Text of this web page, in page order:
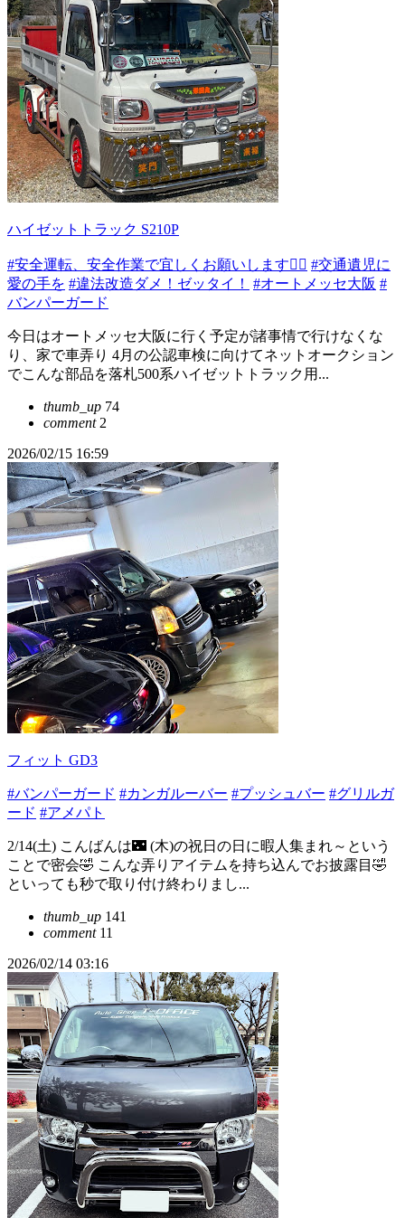
ハイゼットトラック S210P
#安全運転、安全作業で宜しくお願いします🙇‍♂️ #交通遺児に
愛の手を #違法改造ダメ！ゼッタイ！ #オートメッセ大阪 #
バンパーガード
今日はオートメッセ大阪に行く予定が諸事情で行けなくな
り、家で車弄り 4月の公認車検に向けてネットオークション
でこんな部品を落札500系ハイゼットトラック用...
thumb_up 74
comment2
2026/02/15 16:59
フィット GD3
#バンパーガード #カンガルーバー #プッシュバー #グリルガ
ード #アメパト
2/14(土) こんばんは🌃 (木)の祝日の日に暇人集まれ～という
ことで密会🤣 こんな弄りアイテムを持ち込んでお披露目🤣
といっても秒で取り付け終わりまし...
thumb_up 141
comment11
2026/02/14 03:16